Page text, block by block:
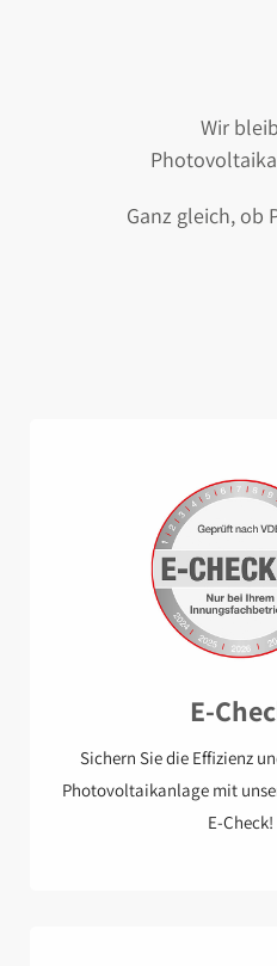
Wir
Ganz gleich, ob
E-
Sichern Sie die Effizienz
Photovoltaikanlage mit
E-Check!